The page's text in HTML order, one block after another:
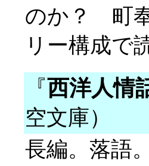
のか？ 町
リー構成で
『西洋人情
空文庫）
長編。落語。